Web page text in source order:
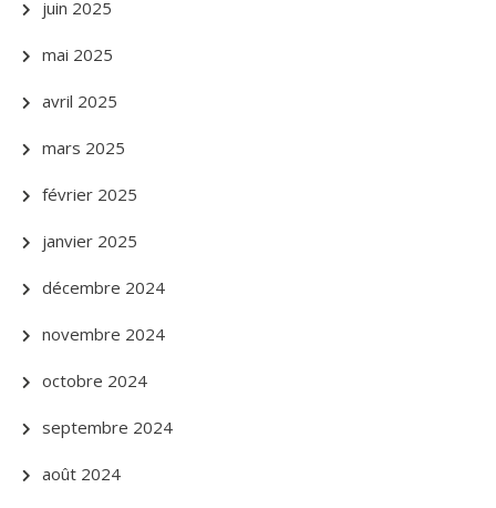
juin 2025
mai 2025
avril 2025
mars 2025
février 2025
janvier 2025
décembre 2024
novembre 2024
octobre 2024
septembre 2024
août 2024